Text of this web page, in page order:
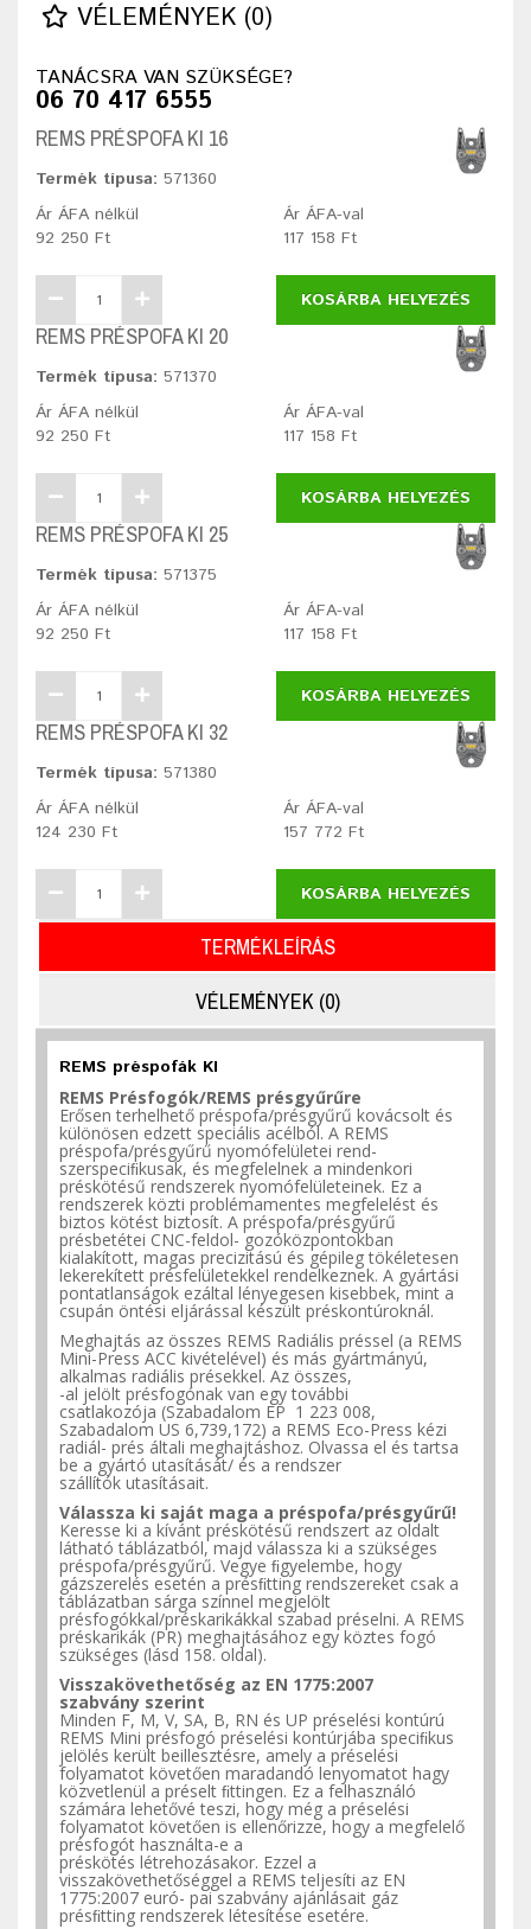
VÉLEMÉNYEK (0)
TANÁCSRA VAN SZÜKSÉGE?
06 70 417 6555
REMS PRÉSPOFA KI 16
Termék típusa: 571360
Ár ÁFA nélkül
92 250 Ft
Ár ÁFA-val
117 158 Ft
KOSÁRBA HELYEZÉS
REMS PRÉSPOFA KI 20
Termék típusa: 571370
Ár ÁFA nélkül
92 250 Ft
Ár ÁFA-val
117 158 Ft
KOSÁRBA HELYEZÉS
REMS PRÉSPOFA KI 25
Termék típusa: 571375
Ár ÁFA nélkül
92 250 Ft
Ár ÁFA-val
117 158 Ft
KOSÁRBA HELYEZÉS
REMS PRÉSPOFA KI 32
Termék típusa: 571380
Ár ÁFA nélkül
124 230 Ft
Ár ÁFA-val
157 772 Ft
KOSÁRBA HELYEZÉS
TERMÉKLEÍRÁS
VÉLEMÉNYEK (0)
REMS préspofák KI
REMS Présfogók/REMS présgyűrűre
Erősen terhelhető préspofa/présgyűrű kovácsolt és
különösen edzett speciális acélból. A REMS
préspofa/présgyűrű nyomófelületei rend-
szerspeciﬁkusak, és megfelelnek a mindenkori
préskötésű rendszerek nyomófelületeinek. Ez a
rendszerek közti problémamentes megfelelést és
biztos kötést biztosít. A préspofa/présgyűrű
présbetétei CNC-feldol- gozóközpontokban
kialakított, magas precizitású és gépileg tökéletesen
lekerekített présfelületekkel rendelkeznek. A gyártási
pontatlanságok ezáltal lényegesen kisebbek, mint a
csupán öntési eljárással készült préskontúroknál.
Meghajtás az összes REMS Radiális préssel (a REMS
Mini-Press ACC kivételével) és más gyártmányú,
alkalmas radiális présekkel. Az összes,
-al jelölt présfogónak van egy további
csatlakozója (Szabadalom EP 1 223 008,
Szabadalom US 6,739,172) a REMS Eco-Press kézi
radiál- prés általi meghajtáshoz. Olvassa el és tartsa
be a gyártó utasítását/ és a rendszer
szállítók utasításait.
Válassza ki saját maga a préspofa/présgyűrű!
Keresse ki a kívánt préskötésű rendszert az oldalt
láthatótáblázatból, majd válassza ki a szükséges
préspofa/présgyűrű. Vegye ﬁgyelembe, hogy
gázszerelés esetén a présﬁtting rendszereket csak a
táblázatban sárga színnel megjelölt
présfogókkal/préskarikákkal szabad préselni. A REMS
préskarikák (PR) meghajtásához egy köztes fogó
szükséges (lásd 158. oldal).
Visszakövethetőség az EN 1775:2007
szabvány szerint
Minden F, M, V, SA, B, RN és UP préselési kontúrú
REMS Mini présfogó préselési kontúrjába speciﬁkus
jelölés került beillesztésre, amely a préselési
folyamatot követően maradandó lenyomatot hagy
közvetlenül a préselt ﬁttingen. Ez a felhasználó
számára lehetővé teszi, hogy még a préselési
folyamatot követően is ellenőrizze, hogy a megfelelő
présfogót használta-e a
préskötés létrehozásakor. Ezzel a
visszakövethetőséggel a REMS teljesíti az EN
1775:2007 euró- pai szabvány ajánlásait gáz
présﬁtting rendszerek létesítése esetére.